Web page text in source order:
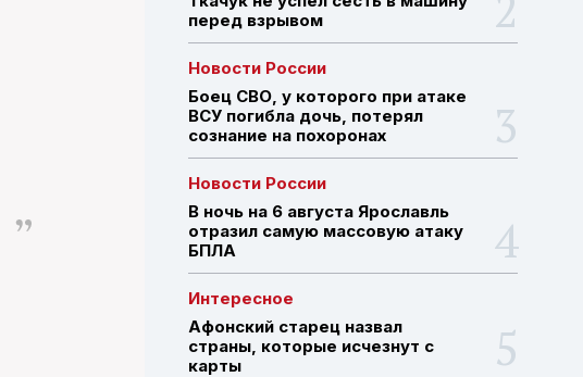
ПОИСК ПО САЙТУ
перед взрывом
Новости России
Боец СВО, у которого при атаке
ВСУ погибла дочь, потерял
сознание на похоронах
Новости России
В ночь на 6 августа Ярославль
отразил самую массовую атаку
БПЛА
Интересное
Афонский старец назвал
страны, которые исчезнут с
карты